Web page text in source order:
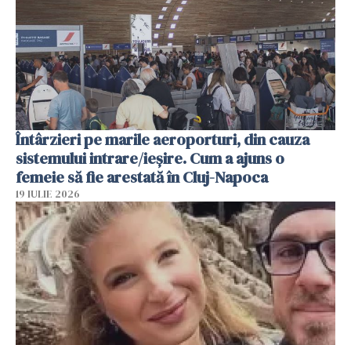
Întârzieri pe marile aeroporturi, din cauza
sistemului intrare/ieșire. Cum a ajuns o
femeie să fie arestată în Cluj-Napoca
19 IULIE 2026